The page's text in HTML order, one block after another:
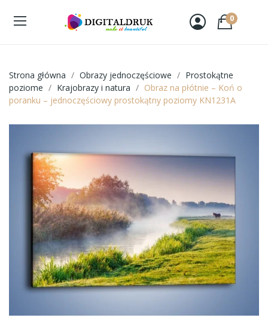
0
Strona główna Obrazy jednoczęściowe
Prostokątne
poziome
Krajobrazy i natura
Obraz na płótnie – Koń o
poranku – jednoczęściowy prostokątny poziomy KN1231A